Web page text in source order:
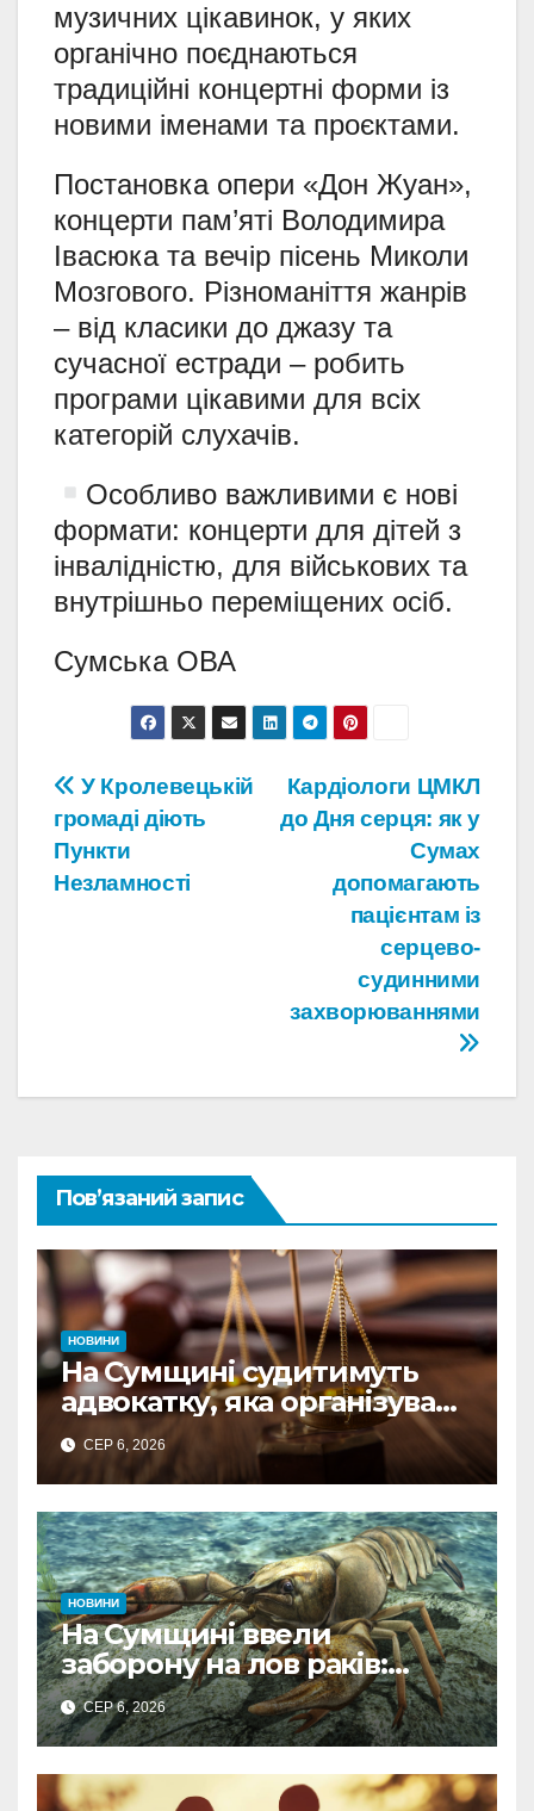
музичних цікавинок, у яких
органічно поєднаються
традиційні концертні форми із
новими іменами та проєктами.
Постановка опери «Дон Жуан»,
концерти пам’яті Володимира
Івасюка та вечір пісень Миколи
Мозгового. Різноманіття жанрів
– від класики до джазу та
сучасної естради – робить
програми цікавими для всіх
категорій слухачів.
Особливо важливими є нові
формати: концерти для дітей з
інвалідністю, для військових та
внутрішньо переміщених осіб.
Сумська ОВА
Навігація
записів
Кардіологи ЦМКЛ
до Дня серця: як у
Сумах
допомагають
пацієнтам із
серцево-
судинними
захворюваннями
У Кролевецькій
громаді діють
Пункти
Незламності
Пов’язаний запис
НОВИНИ
На Сумщині судитимуть
адвокатку, яка організувала
схему ухилення від
мобілізації
СЕР 6, 2026
НОВИНИ
На Сумщині ввели
заборону на лов раків:
штрафи та деталі рішення
СЕР 6, 2026